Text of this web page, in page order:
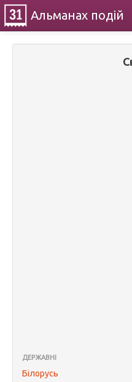
Альманах подій
ДЕРЖАВНІ
Білорусь